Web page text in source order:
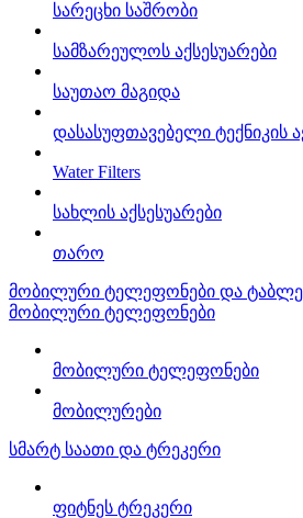
სარეცხი საშრობი
სამზარეულოს აქსესუარები
საუთაო მაგიდა
დასასუფთავებელი ტექნიკის
Water Filters
სახლის აქსესუარები
თარო
მობილური ტელეფონები და
მობილური ტელეფონები
მობილური ტელეფონები
მობილურები
სმარტ საათი და ტრეკერი
ფიტნეს ტრეკერი